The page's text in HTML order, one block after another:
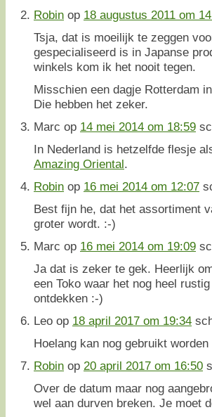
Robin op 18 augustus 2011 om
Tsja, dat is moeilijk te zeggen
gespecialiseerd is in Japanse
winkels kom ik het nooit tegen.
Misschien een dagje Rotterdam
Die hebben het zeker.
Marc op 14 mei 2014 om 18:59
In Nederland is hetzelfde flesje
Amazing Oriental.
Robin op 16 mei 2014 om 12:07
Best fijn he, dat het assortiment
groter wordt. :-)
Marc op 16 mei 2014 om 19:09
Ja dat is zeker te gek. Heerlijk
een Toko waar het nog heel
ontdekken :-)
Leo op 18 april 2017 om 19:34
Hoelang kan nog gebruikt
Robin op 20 april 2017 om 16:50
Over de datum maar nog
wel aan durven breken. Je moet